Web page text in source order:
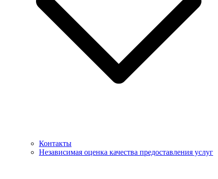
Контакты
Независимая оценка качества предоставления услуг